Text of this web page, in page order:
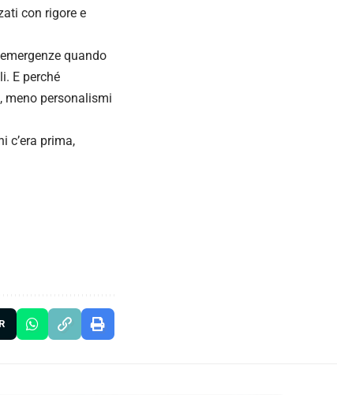
con rigore e
quando
E perché
meno personalismi
c’era prima,